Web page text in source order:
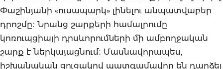
Փաշինյանի «ուսապարկ» լինելու անպատվաբեր
դրոշմը։ Նրանց շարքերի համալրումը
կոռուպցիայի դրսևորումների մի ամբողջական
շարք է ներկայացնում։ Մասնավորապես,
իշխանական ցուցակով պատգամավոր են դարձել